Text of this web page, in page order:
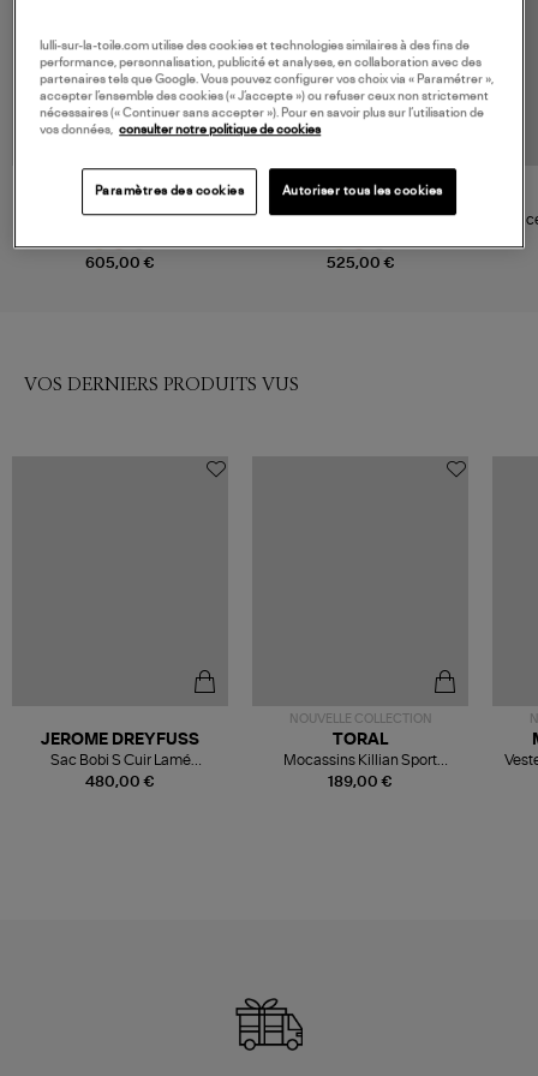
605,00 €
GIGI CLOZEAU
Bracelet Puce Résine Or
525,00 €
GIGI CLOZEAU
Bracelet Étoile Diamant Résine
VOS DERNIERS PRODUITS VUS
480,00 €
JEROME DREYFUSS
Sac Bobi S Cuir Lamé
Champagne
NOUVELLE COLLECTION
189,00 €
TORAL
Mocassins Killian Sport
Mousse
lulli-sur-la-toile.com utilise des cookies et technologies similaires à des fins de
performance, personnalisation, publicité et analyses, en collaboration avec des
partenaires tels que Google. Vous pouvez configurer vos choix via « Paramétrer »,
accepter l’ensemble des cookies (« J’accepte ») ou refuser ceux non strictement
nécessaires (« Continuer sans accepter »). Pour en savoir plus sur l’utilisation de
vos données,
consulter notre politique de cookies
Paramètres des cookies Autoriser tous les cookies